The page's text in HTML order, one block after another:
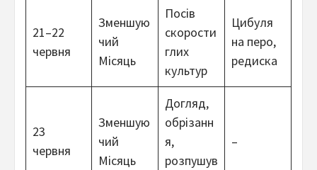
21–22
червня
Зменшую
чий
Місяць
Посів
скорости
глих
культур
Цибуля
на перо,
редиска
23
червня
Зменшую
чий
Місяць
Догляд,
обрізанн
я,
розпушув
–